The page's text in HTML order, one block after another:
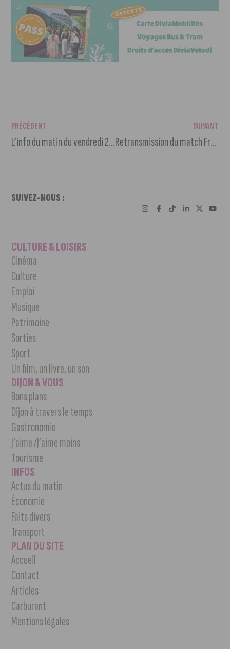
PRÉCÉDENT
L’info du matin du vendredi 25 août 2023
SUIVANT
Retransmission du match France/Nouvelle-Zélande
SUIVEZ-NOUS :
CULTURE & LOISIRS
Cinéma
Culture
Emploi
Musique
Patrimoine
Sorties
Sport
Un film, un livre, un son
DIJON & VOUS
Bons plans
Dijon à travers le temps
Gastronomie
J’aime /J’aime moins
Tourisme
INFOS
Actus du matin
Économie
Faits divers
Transport
PLAN DU SITE
Accueil
Contact
Articles
Carburant
Mentions légales